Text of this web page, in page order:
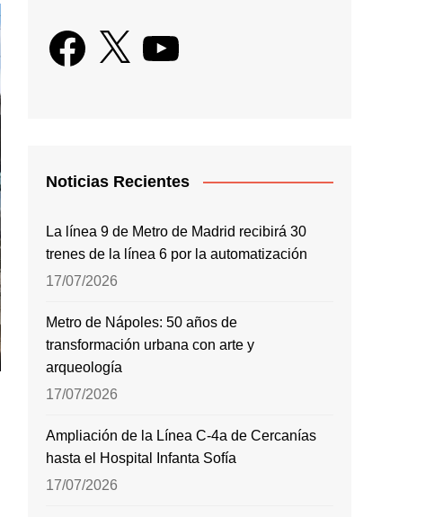
Facebook
X YouTube
Noticias Recientes
La línea 9 de Metro de Madrid recibirá 30
trenes de la línea 6 por la automatización
17/07/2026
Metro de Nápoles: 50 años de
transformación urbana con arte y
arqueología
17/07/2026
Ampliación de la Línea C-4a de Cercanías
hasta el Hospital Infanta Sofía
17/07/2026